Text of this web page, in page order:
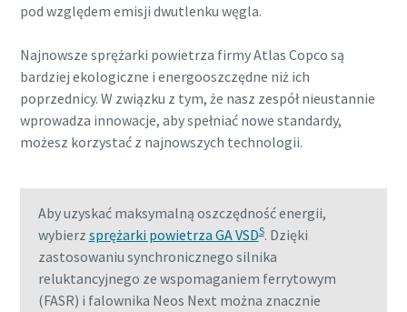
pod względem emisji dwutlenku węgla.
Najnowsze sprężarki powietrza firmy Atlas Copco są
bardziej ekologiczne i energooszczędne niż ich
poprzednicy. W związku z tym, że nasz zespół nieustannie
wprowadza innowacje, aby spełniać nowe standardy,
możesz korzystać z najnowszych technologii.
Aby uzyskać maksymalną oszczędność energii,
wybierz sprężarki powietrza GA VSDS. Dzięki
zastosowaniu synchronicznego silnika
reluktancyjnego ze wspomaganiem ferrytowym
(FASR) i falownika Neos Next można znacznie